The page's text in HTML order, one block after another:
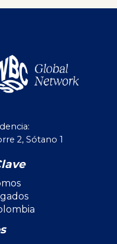
2, Sótano 1